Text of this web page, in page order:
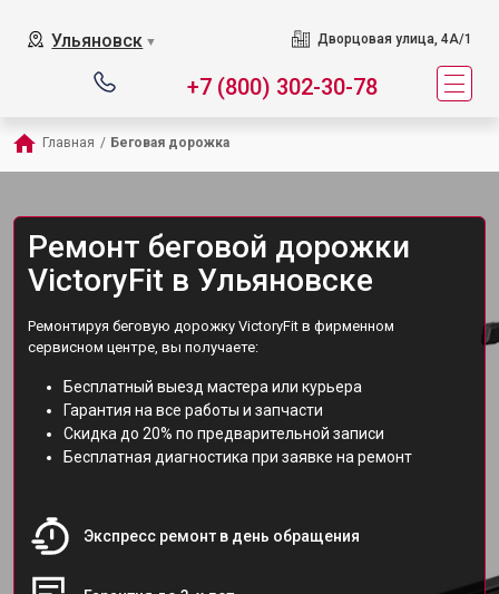
Ульяновск ▼ Дворцовая улица, 4А/1
+7 (800) 302-30-78
Главная / Беговая дорожка
Ремонт беговой дорожки
VictoryFit в Ульяновске
Ремонтируя беговую дорожку VictoryFit в фирменном
сервисном центре, вы получаете:
Бесплатный выезд мастера или курьера
Гарантия на все работы и запчасти
Скидка до 20% по предварительной записи
Бесплатная диагностика при заявке на ремонт
Экспресс ремонт в день обращения